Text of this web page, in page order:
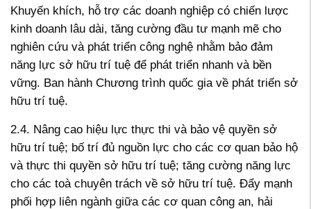
Khuyến khích, hỗ trợ các doanh nghiệp có chiến lược
kinh doanh lâu dài, tăng cường đầu tư mạnh mẽ cho
nghiên cứu và phát triển công nghệ nhằm bảo đảm
năng lực sở hữu trí tuệ để phát triển nhanh và bền
vững. Ban hành Chương trình quốc gia về phát triển sở
hữu trí tuệ.
2.4. Nâng cao hiệu lực thực thi và bảo vệ quyền sở
hữu trí tuệ; bố trí đủ nguồn lực cho các cơ quan bảo hộ
và thực thi quyền sở hữu trí tuệ; tăng cường năng lực
cho các toà chuyên trách về sở hữu trí tuệ. Đẩy mạnh
phối hợp liên ngành giữa các cơ quan công an, hải